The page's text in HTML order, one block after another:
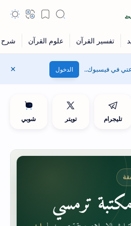
في فيسبوك.. الدخول
تليجرام تويتر شوبي
ترمسي